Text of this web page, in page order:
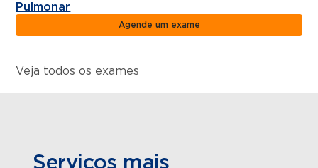
Pulmonar
Agende um exame
Veja todos os exames
Serviços mais